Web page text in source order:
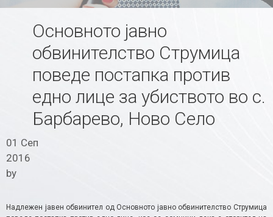
Основното јавно
обвинителство Струмица
поведе постапка против
едно лице за убиството во с.
Барбарево, Ново Село
01 Сеп
2016
by
Надлежен јавен обвинител од Основното јавно обвинителство Струмица